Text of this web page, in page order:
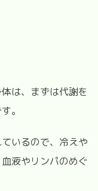
は、まずは代謝を
。
いるので、冷えや
液やリンパのめぐ